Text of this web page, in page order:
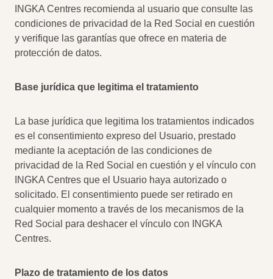
INGKA Centres recomienda al usuario que consulte las
condiciones de privacidad de la Red Social en cuestión
y verifique las garantías que ofrece en materia de
protección de datos.
Base jurídica que legitima el tratamiento
La base jurídica que legitima los tratamientos indicados
es el consentimiento expreso del Usuario, prestado
mediante la aceptación de las condiciones de
privacidad de la Red Social en cuestión y el vínculo con
INGKA Centres que el Usuario haya autorizado o
solicitado. El consentimiento puede ser retirado en
cualquier momento a través de los mecanismos de la
Red Social para deshacer el vínculo con INGKA
Centres.
Plazo de tratamiento de los datos